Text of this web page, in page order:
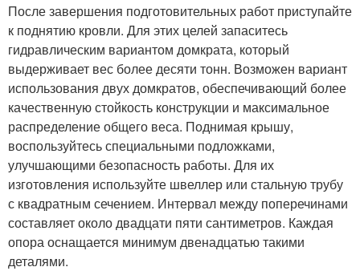
После завершения подготовительных работ приступайте
к поднятию кровли. Для этих целей запаситесь
гидравлическим вариантом домкрата, который
выдерживает вес более десяти тонн. Возможен вариант
использования двух домкратов, обеспечивающий более
качественную стойкость конструкции и максимальное
распределение общего веса. Поднимая крышу,
воспользуйтесь специальными подложками,
улучшающими безопасность работы. Для их
изготовления используйте швеллер или стальную трубу
с квадратным сечением. Интервал между поперечинами
составляет около двадцати пяти сантиметров. Каждая
опора оснащается минимум двенадцатью такими
деталями.